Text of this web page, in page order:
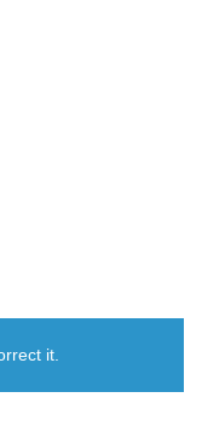
it.